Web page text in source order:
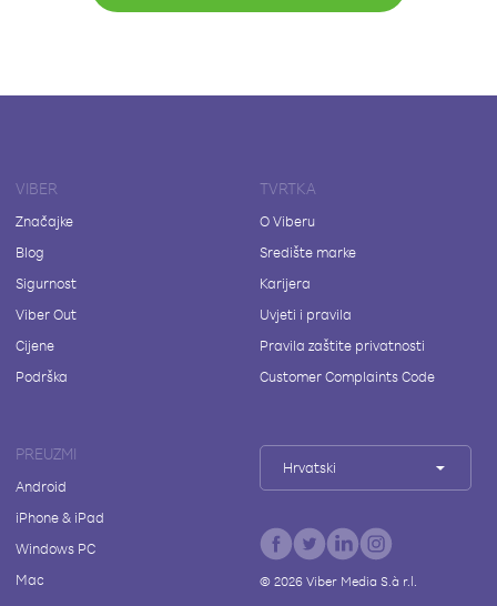
VIBER
Značajke
Blog
Sigurnost
Viber Out
Cijene
Podrška
TVRTKA
O Viberu
Središte marke
Karijera
Uvjeti i pravila
Pravila zaštite privatnosti
Customer Complaints Code
PREUZMI
Android
iPhone & iPad
Windows PC
Mac
Hrvatski
© 2026Viber Media S.à r.l.